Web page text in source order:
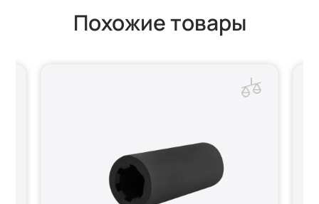
Похожие товары